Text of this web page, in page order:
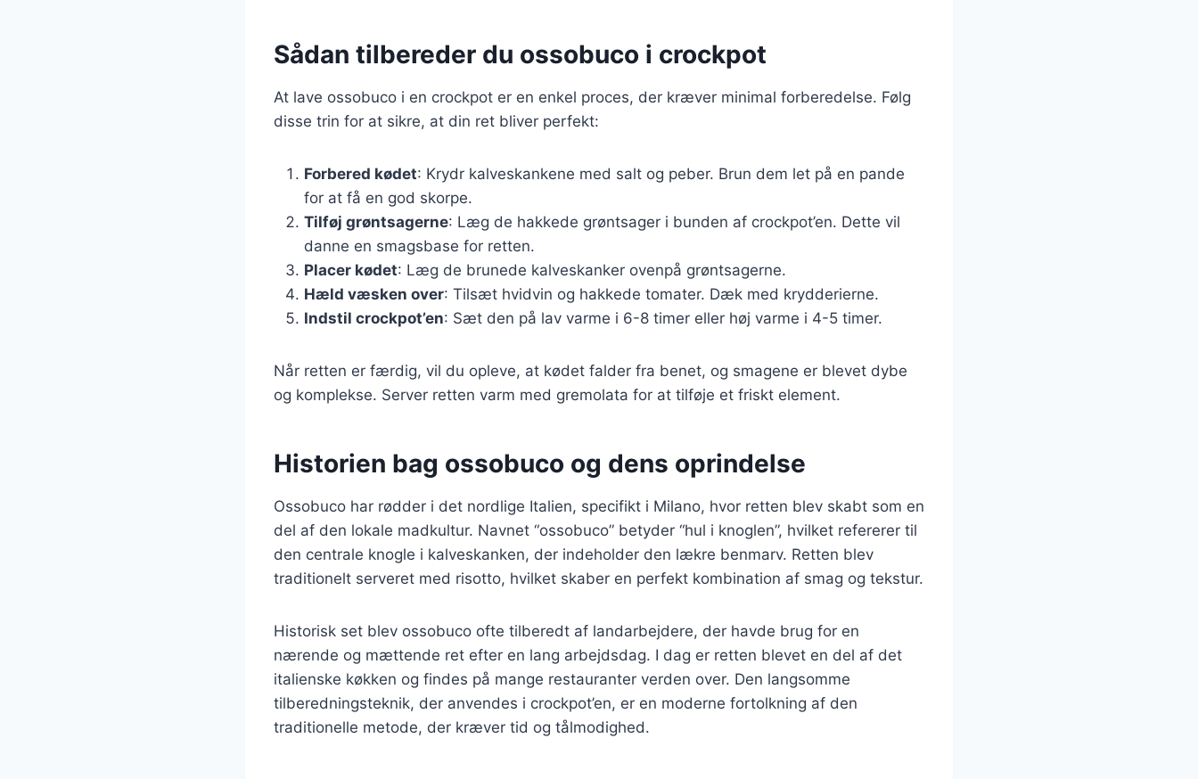
Sådan tilbereder du ossobuco i crockpot
At lave ossobuco i en crockpot er en enkel proces, der kræver minimal forberedelse. Følg
disse trin for at sikre, at din ret bliver perfekt:
Forbered kødet: Krydr kalveskankene med salt og peber. Brun dem let på en pande
for at få en god skorpe.
Tilføj grøntsagerne: Læg de hakkede grøntsager i bunden af crockpot’en. Dette vil
danne en smagsbase for retten.
Placer kødet: Læg de brunede kalveskanker ovenpå grøntsagerne.
Hæld væsken over: Tilsæt hvidvin og hakkede tomater. Dæk med krydderierne.
Indstil crockpot’en: Sæt den på lav varme i 6-8 timer eller høj varme i 4-5 timer.
Når retten er færdig, vil du opleve, at kødet falder fra benet, og smagene er blevet dybe
og komplekse. Server retten varm med gremolata for at tilføje et friskt element.
Historien bag ossobuco og dens oprindelse
Ossobuco har rødder i det nordlige Italien, specifikt i Milano, hvor retten blev skabt som en
del af den lokale madkultur. Navnet “ossobuco” betyder “hul i knoglen”, hvilket refererer til
den centrale knogle i kalveskanken, der indeholder den lækre benmarv. Retten blev
traditionelt serveret med risotto, hvilket skaber en perfekt kombination af smag og tekstur.
Historisk set blev ossobuco ofte tilberedt af landarbejdere, der havde brug for en
nærende og mættende ret efter en lang arbejdsdag. I dag er retten blevet en del af det
italienske køkken og findes på mange restauranter verden over. Den langsomme
tilberedningsteknik, der anvendes i crockpot’en, er en moderne fortolkning af den
traditionelle metode, der kræver tid og tålmodighed.